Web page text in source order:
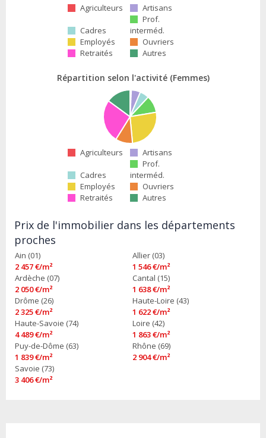
Agriculteurs Artisans
Cadres
Prof.
interméd.
Employés
Ouvriers
Retraités
Autres
Répartition selon l'activité (Femmes)
Agriculteurs Artisans
Cadres
Prof.
interméd.
Employés
Ouvriers
Retraités
Autres
Prix de l'immobilier dans les départements
proches
Ain (01)
2 457 €/m²
Allier (03)
1 546 €/m²
Ardèche (07)
2 050 €/m²
Cantal (15)
1 638 €/m²
Drôme (26)
2 325 €/m²
Haute-Loire (43)
1 622 €/m²
Haute-Savoie (74)
4 489 €/m²
Loire (42)
1 863 €/m²
Puy-de-Dôme (63)
1 839 €/m²
Rhône (69)
2 904 €/m²
Savoie (73)
3 406 €/m²